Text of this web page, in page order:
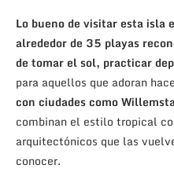
Lo bueno de visitar esta isla
alrededor de 35 playas
de tomar el sol, practicar
para aquellos que adoran
con ciudades como
combinan el estilo tropical
arquitectónicos que las
conocer.